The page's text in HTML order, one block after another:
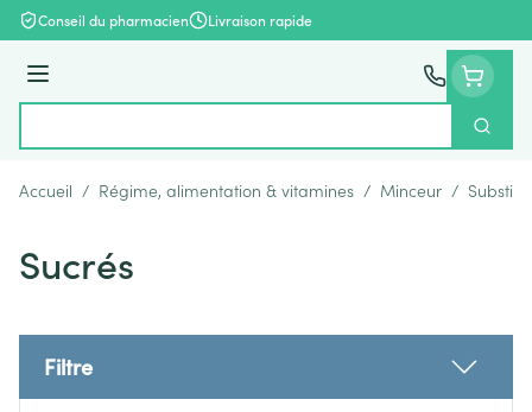
Aller au contenu
Conseil du pharmacien Livraison rapide
Menu
Accueil / Régime, alimentation & vitamines / Minceur /
Sucrés
Filtre